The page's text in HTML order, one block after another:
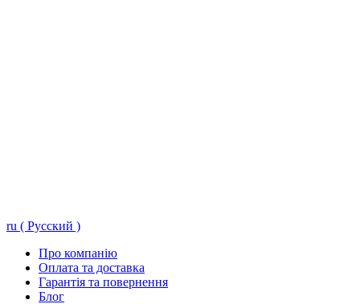
ru ( Русский )
Про компанію
Оплата та доставка
Гарантія та повернення
Блог